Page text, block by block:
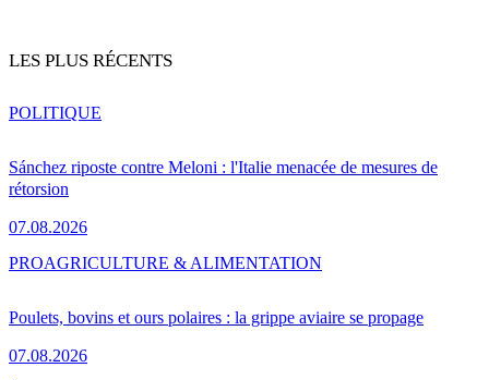
LES PLUS RÉCENTS
Sánchez riposte contre Meloni : l'Italie menacée de mesures de
rétorsion
07.08.2026
POLITIQUE
Poulets, bovins et ours polaires : la grippe aviaire se propage
07.08.2026
PROAGRICULTURE & ALIMENTATION